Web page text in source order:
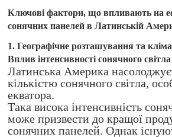
Ключові фактори, що впливають на
сонячних панелей в Латинській
1. Географічне розташування та
Вплив інтенсивності сонячного
Латинська Америка
кількістю сонячного світла,
екватора.
Така висока інтенсивність
може призвести до кращої
сонячних панелей. Однак